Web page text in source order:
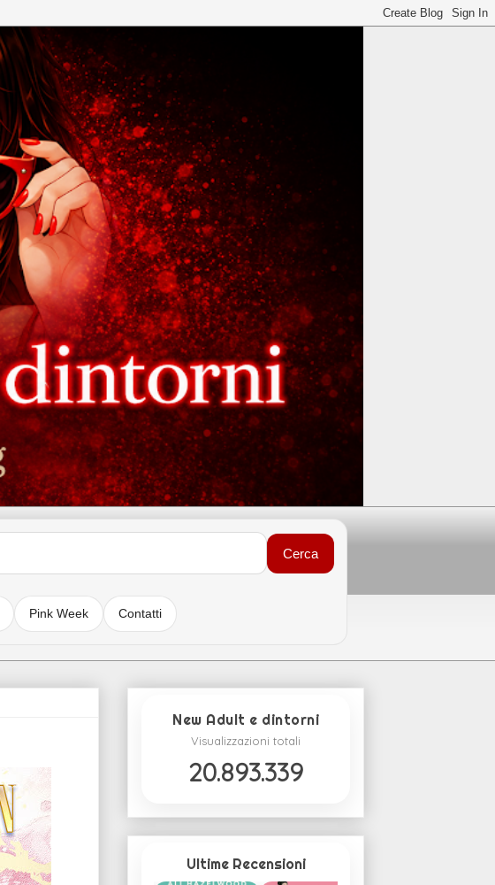
Cerca
Pink Week Contatti
New Adult e dintorni
Visualizzazioni totali
20.893.339
Ultime Recensioni